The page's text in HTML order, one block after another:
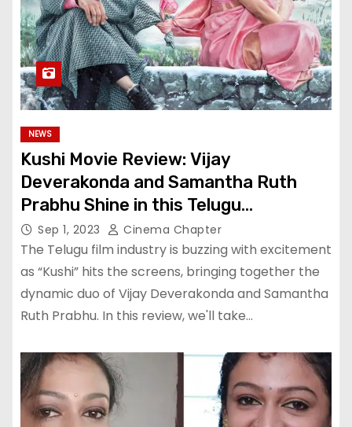
NEWS
Kushi Movie Review: Vijay
Deverakonda and Samantha Ruth
Prabhu Shine in this Telugu
Blockbuster
Sep 1, 2023 Cinema Chapter
The Telugu film industry is buzzing with excitement
as “Kushi” hits the screens, bringing together the
dynamic duo of Vijay Deverakonda and Samantha
Ruth Prabhu. In this review, we'll take…